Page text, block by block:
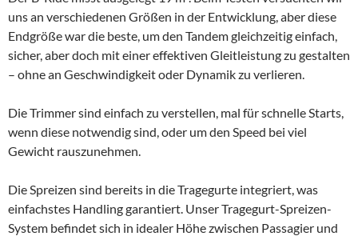
uns an verschiedenen Größen in der Entwicklung, aber diese
Endgröße war die beste, um den Tandem gleichzeitig einfach,
sicher, aber doch mit einer effektiven Gleitleistung zu gestalten
– ohne an Geschwindigkeit oder Dynamik zu verlieren.
Die Trimmer sind einfach zu verstellen, mal für schnelle Starts,
wenn diese notwendig sind, oder um den Speed bei viel
Gewicht rauszunehmen.
Die Spreizen sind bereits in die Tragegurte integriert, was
einfachstes Handling garantiert. Unser Tragegurt-Spreizen-
System befindet sich in idealer Höhe zwischen Passagier und